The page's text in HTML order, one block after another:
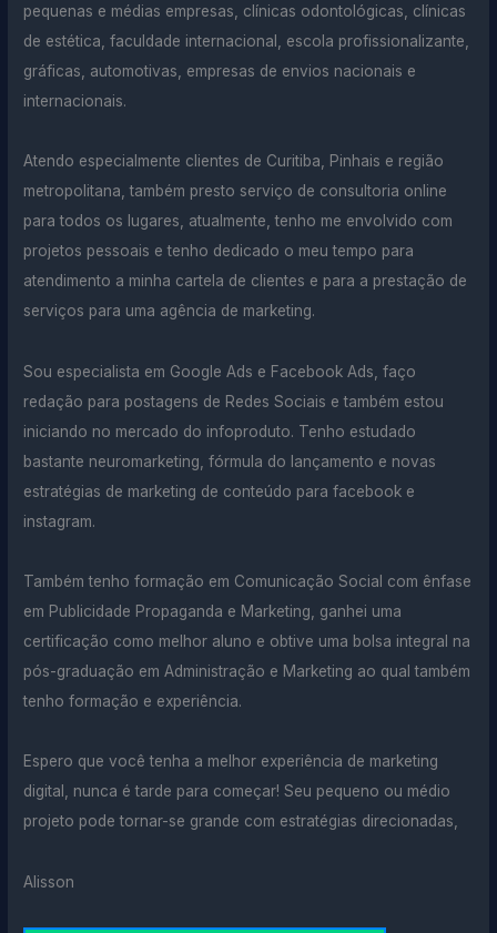
pequenas e médias empresas, clínicas odontológicas, clínicas
de estética, faculdade internacional, escola profissionalizante,
gráficas, automotivas, empresas de envios nacionais e
internacionais.
Atendo especialmente clientes de Curitiba, Pinhais e região
metropolitana, também presto serviço de consultoria online
para todos os lugares, atualmente, tenho me envolvido com
projetos pessoais e tenho dedicado o meu tempo para
atendimento a minha cartela de clientes e para a prestação de
serviços para uma agência de marketing.
Sou especialista em Google Ads e Facebook Ads, faço
redação para postagens de Redes Sociais e também estou
iniciando no mercado do infoproduto. Tenho estudado
bastante neuromarketing, fórmula do lançamento e novas
estratégias de marketing de conteúdo para facebook e
instagram.
Também tenho formação em Comunicação Social com ênfase
em Publicidade Propaganda e Marketing, ganhei uma
certificação como melhor aluno e obtive uma bolsa integral na
pós-graduação em Administração e Marketing ao qual também
tenho formação e experiência.
Espero que você tenha a melhor experiência de marketing
digital, nunca é tarde para começar! Seu pequeno ou médio
projeto pode tornar-se grande com estratégias direcionadas,
Alisson